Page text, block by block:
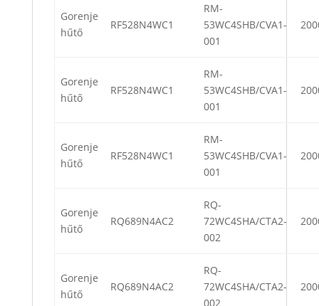
Gorenje
hűtő
RF528N4WC1
RM-
53WC4SHB/CVA1-
001
Gorenje
hűtő
RF528N4WC1
RM-
53WC4SHB/CVA1-
001
Gorenje
hűtő
RF528N4WC1
RM-
53WC4SHB/CVA1-
001
Gorenje
hűtő
RQ689N4AC2
RQ-
72WC4SHA/CTA2-
002
Gorenje
hűtő
RQ689N4AC2
RQ-
72WC4SHA/CTA2-
002